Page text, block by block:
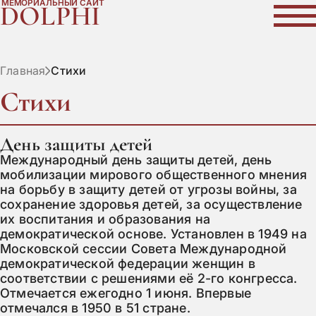
DOLPHI
МЕМОРИАЛЬНЫЙ САЙТ
Главная Стихи
Стихи
День защиты детей
Международный день защиты детей, день
мобилизации мирового общественного мнения
на борьбу в защиту детей от угрозы войны, за
сохранение здоровья детей, за осуществление
их воспитания и образования на
демократической основе. Установлен в 1949 на
Московской сессии Совета Международной
демократической федерации женщин в
соответствии с решениями её 2-го конгресса.
Отмечается ежегодно 1 июня. Впервые
отмечался в 1950 в 51 стране.